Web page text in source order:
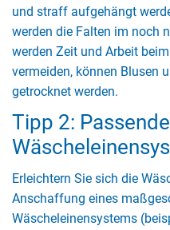
und straff aufgehängt
werden die Falten im noch
werden Zeit und Arbeit
vermeiden, können Blusen
getrocknet werden.
Tipp 2:
Erleichtern Sie sich die
Anschaffung eines
Wäscheleinensystems